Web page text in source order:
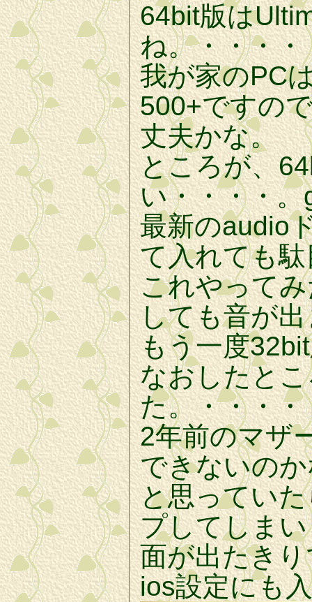
64bit版は
ね。・・・・
我が家のPC
500+ですの
丈夫かな。
ところが、
い・・・・
最新のaudio
て入れても
これやって
しても音が
もう一度
なおしたと
た。・・・・
2年前のマザ
できないの
と思ってい
プしてしま
面が出たき
ios設定にも